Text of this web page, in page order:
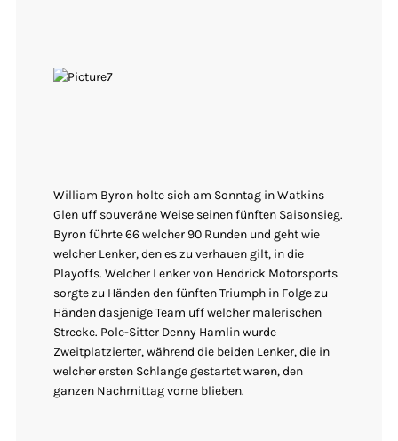
William Byron holte sich am Sonntag in Watkins
Glen uff souveräne Weise seinen fünften Saisonsieg.
Byron führte 66 welcher 90 Runden und geht wie
welcher Lenker, den es zu verhauen gilt, in die
Playoffs. Welcher Lenker von Hendrick Motorsports
sorgte zu Händen den fünften Triumph in Folge zu
Händen dasjenige Team uff welcher malerischen
Strecke. Pole-Sitter Denny Hamlin wurde
Zweitplatzierter, während die beiden Lenker, die in
welcher ersten Schlange gestartet waren, den
ganzen Nachmittag vorne blieben.